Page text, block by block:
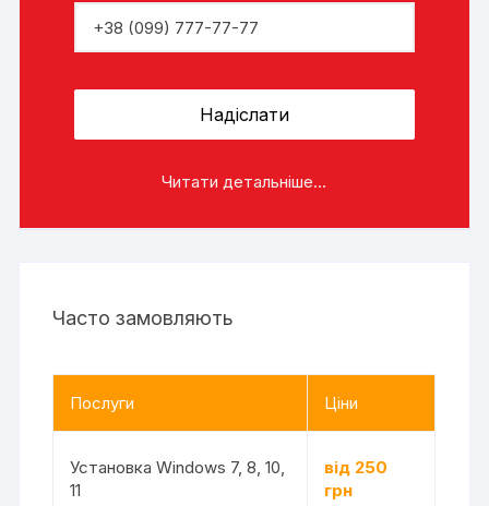
Читати детальніше...
Часто замовляють
Послуги Ціни
Установка Windows 7, 8, 10,
11
від 250
грн